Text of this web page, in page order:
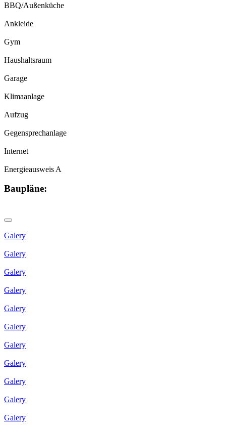
BBQ/Außenküche
Ankleide
Gym
Haushaltsraum
Garage
Klimaanlage
Aufzug
Gegensprechanlage
Internet
Energieausweis A
Baupläne:
Galery
Galery
Galery
Galery
Galery
Galery
Galery
Galery
Galery
Galery
Galery